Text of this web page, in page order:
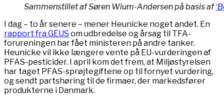
Sammenstillet af Søren Wium-Andersen på basis af
I dag – to år senere – mener Heunicke noget andet. En
rapport fra GEUS om udbredelse og årsag til TFA-
forureningen har fået ministeren på andre tanker.
Heunicke vil ikke længere vente på EU-vurderingen af
PFAS-pesticider. I april kom det frem, at Miljøstyrelsen
har taget PFAS-sprøjtegiftene op til fornyet vurdering,
og sendt partshøring til de firmaer, der markedsfører
produkterne i Danmark.